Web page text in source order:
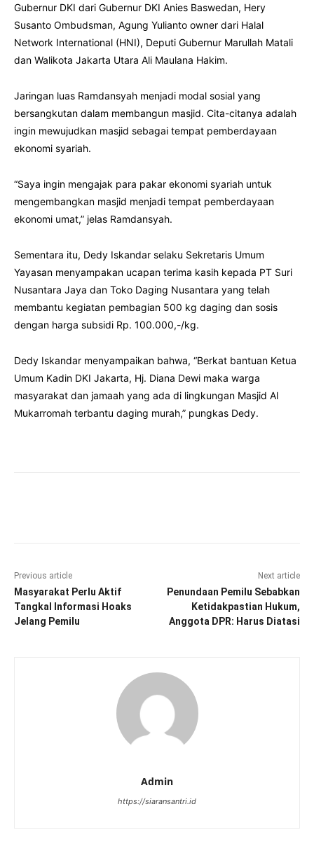
Gubernur DKI dari Gubernur DKI Anies Baswedan, Hery
Susanto Ombudsman, Agung Yulianto owner dari Halal
Network International (HNI), Deputi Gubernur Marullah Matali
dan Walikota Jakarta Utara Ali Maulana Hakim.
Jaringan luas Ramdansyah menjadi modal sosial yang
bersangkutan dalam membangun masjid. Cita-citanya adalah
ingin mewujudkan masjid sebagai tempat pemberdayaan
ekonomi syariah.
“Saya ingin mengajak para pakar ekonomi syariah untuk
mengembangkan masjid menjadi tempat pemberdayaan
ekonomi umat,” jelas Ramdansyah.
Sementara itu, Dedy Iskandar selaku Sekretaris Umum
Yayasan menyampakan ucapan terima kasih kepada PT Suri
Nusantara Jaya dan Toko Daging Nusantara yang telah
membantu kegiatan pembagian 500 kg daging dan sosis
dengan harga subsidi Rp. 100.000,-/kg.
Dedy Iskandar menyampaikan bahwa, “Berkat bantuan Ketua
Umum Kadin DKI Jakarta, Hj. Diana Dewi maka warga
masyarakat dan jamaah yang ada di lingkungan Masjid Al
Mukarromah terbantu daging murah,” pungkas Dedy.
Previous article
Masyarakat Perlu Aktif
Tangkal Informasi Hoaks
Jelang Pemilu
Next article
Penundaan Pemilu Sebabkan
Ketidakpastian Hukum,
Anggota DPR: Harus Diatasi
Admin
https://siaransantri.id